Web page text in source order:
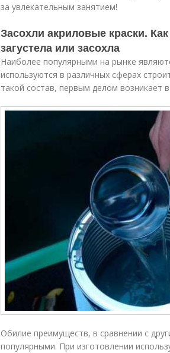
за увлекательным занятием!
Засохли акриловые краски.
загустела или засохла
Наиболее популярными на рынке
используются в различных сферах
такой состав, первым делом возникает
Обилие преимуществ, в сравнении с
популярными. При изготовлении